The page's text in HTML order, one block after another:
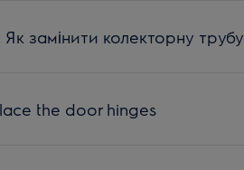
замінити колекторну трубу
the door hinges